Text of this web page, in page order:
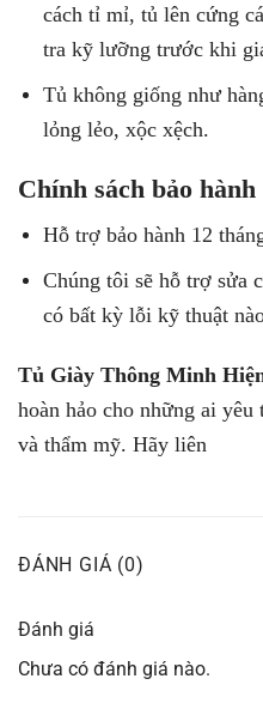
cách tỉ mỉ, tủ lên cứng
tra kỹ lưỡng trước khi
Tủ không giống như
lỏng lẻo, xộc xệch.
Chính sách bảo hành
Hỗ trợ bảo hành 12
Chúng tôi sẽ hỗ trợ sửa
có bất kỳ lỗi kỹ thuật
Tủ Giày Thông Minh
hoàn hảo cho những ai
và thẩm mỹ. Hãy liên
ĐÁNH GIÁ (0)
Đánh giá
Chưa có đánh giá nào.